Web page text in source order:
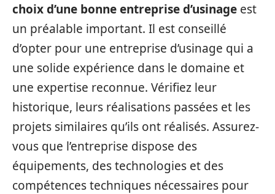
choix d’une bonne entreprise d’usinage est
un préalable important. Il est conseillé
d’opter pour une entreprise d’usinage qui a
une solide expérience dans le domaine et
une expertise reconnue. Vérifiez leur
historique, leurs réalisations passées et les
projets similaires qu’ils ont réalisés. Assurez-
vous que l’entreprise dispose des
équipements, des technologies et des
compétences techniques nécessaires pour